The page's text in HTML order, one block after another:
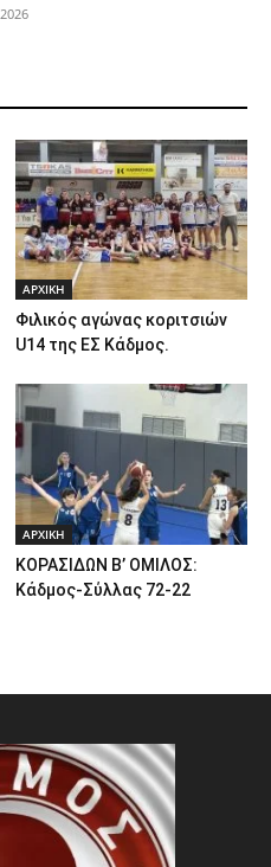
ΑΡΧΙΚΗ
Φιλικός αγώνας κοριτσιών
U14 της ΕΣ Κάδμος.
ΑΡΧΙΚΗ
ΚΟΡΑΣΙΔΩΝ Β’ ΟΜΙΛΟΣ:
Κάδμος-Σύλλας 72-22